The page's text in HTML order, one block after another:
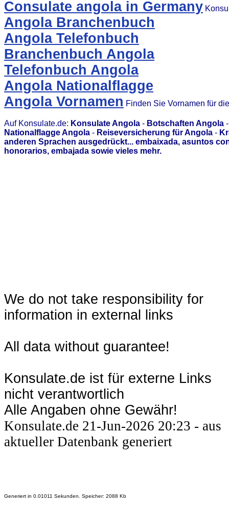
Consulate angola in Germany
Angola Branchenbuch
Angola Telefonbuch
Branchenbuch Angola
Telefonbuch Angola
Angola Nationalflagge
Angola Vornamen Finden Sie Vornamen für
Auf Konsulate.de: Konsulate Angola - Botschaften Angola
Nationalflagge Angola - Reiseversicherung für Angola -
anderen Sprachen ausgedrückt... embaixada, asuntos
honorarios, embajada sowie vieles mehr.
We do not take responsibility for
information in external links
All data without guarantee!
Konsulate.de ist für externe Links
nicht verantwortlich
Alle Angaben ohne Gewähr!
Konsulate.de 21-Jun-2026 20:23 - aus
aktueller Datenbank generiert
Generiert in 0.01011 Sekunden. Speicher: 2088 Kb